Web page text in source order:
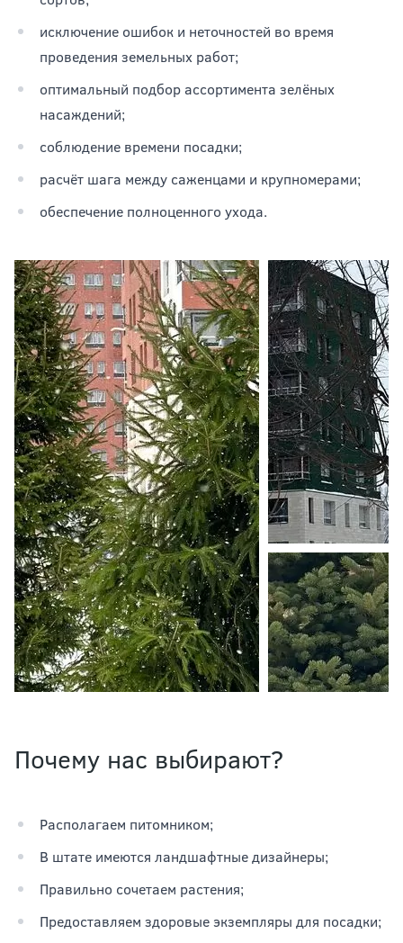
исключение ошибок и неточностей во время
проведения земельных работ;
оптимальный подбор ассортимента зелёных
насаждений;
соблюдение времени посадки;
расчёт шага между саженцами и крупномерами;
обеспечение полноценного ухода.
Почему нас выбирают?
Располагаем питомником;
В штате имеются ландшафтные дизайнеры;
Правильно сочетаем растения;
Предоставляем здоровые экземпляры для посадки;